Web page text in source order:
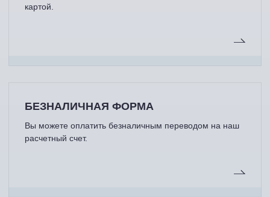
картой.
БЕЗНАЛИЧНАЯ ФОРМА
Вы можете оплатить безналичным переводом на наш
расчетный счет.